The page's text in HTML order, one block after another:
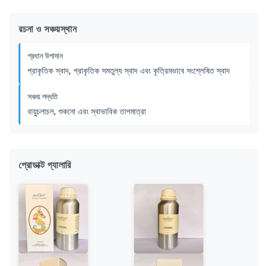
রচনা ও সঞ্চয়স্থান
প্রধান উপাদান
প্রাকৃতিক স্বাদ, প্রাকৃতিক সমতুল্য স্বাদ এবং কৃত্রিমভাবে সংশ্লেষিত স্বাদ
সঞ্চয় পদ্ধতি
বায়ুচলাচল, শুকনো এবং স্বাভাবিক তাপমাত্রা
প্রোডাক্ট গ্যালারি